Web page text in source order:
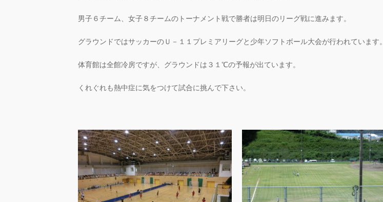
男子６チーム、女子８チームのトーナメント戦で勝者は明日のリーグ戦に進みます。
グラウンドではサッカーのＵ－１１プレミアリーグと少年ソフトボール大会が行われています。
体育館は全館冷房ですが、グラウンドは３１℃の予報が出ています。
くれぐれも熱中症に気をつけて試合に挑んで下さい。